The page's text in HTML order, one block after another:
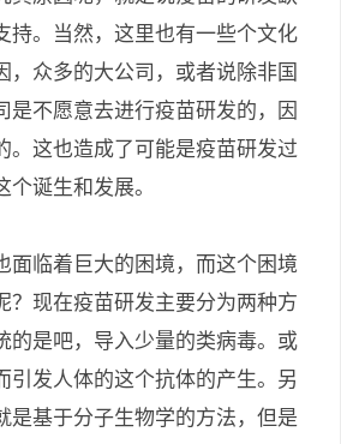
持。当然，这里也有一些个文化
，众多的大公司，或者说除非国
是不愿意去进行疫苗研发的，因
。这也造成了可能是疫苗研发过
诞生和发展。
面临着巨大的困境，而这个困境
？现在疫苗研发主要分为两种方
的是吧，导入少量的类病毒。或
引发人体的这个抗体的产生。另
是基于分子生物学的方法，但是